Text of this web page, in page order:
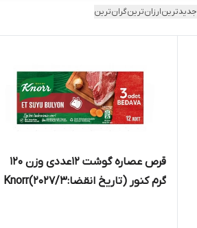
جدیدترینارزان‌ترینگران‌ترین
قرص عصاره گوشت 12عددی وزن ۱۲۰
گرم کنور (تاریخ انقضا:۲۰۲۷/۳)Knorr